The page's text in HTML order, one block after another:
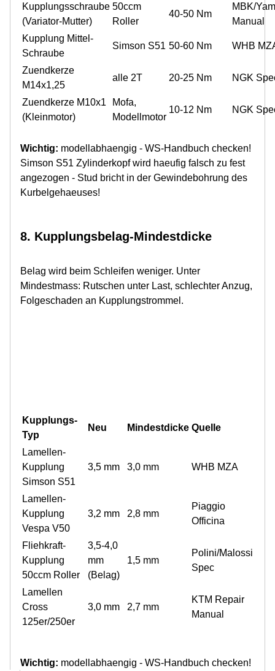
Kupplungsschraube
(Variator-Mutter)
50ccm
Roller
40-50 Nm
MBK/
Manual
Kupplung Mittel-
Schraube
Simson S51 50-60 Nm WHB
Zuendkerze
M14x1,25
alle 2T 20-25 Nm NGK
Zuendkerze M10x1
(Kleinmotor)
Mofa,
Modellmotor
10-12 Nm NGK
Wichtig: modellabhaengig - WS-Handbuch checken!
Simson S51 Zylinderkopf wird haeufig falsch zu fest
angezogen - Stud bricht in der Gewindebohrung des
Kurbelgehaeuses!
8. Kupplungsbelag-Mindestdicke
Belag wird beim Schleifen weniger. Unter
Mindestmass: Rutschen unter Last, schlechter Anzug,
Folgeschaden an Kupplungstrommel.
Kupplungs-
Typ
Neu Mindestdicke Quelle
Lamellen-
Kupplung
Simson S51
3,5 mm 3,0 mm WHB MZA
Lamellen-
Kupplung
Vespa V50
3,2 mm 2,8 mm
Piaggio
Officina
Fliehkraft-
Kupplung
50ccm Roller
3,5-4,0
mm
(Belag)
1,5 mm
Polini/Malossi
Spec
Lamellen
Cross
125er/250er
3,0 mm 2,7 mm
KTM Repair
Manual
Wichtig: modellabhaengig - WS-Handbuch checken!